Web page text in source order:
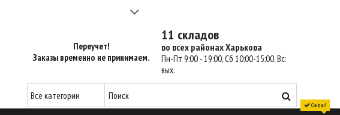
3 часа - SM Харьков
Переучет!
Заказы временно не принимаем.
11 складов
во всех районах Харькова
Пн-Пт 9:00 - 19:00, Сб 10:00-15:00, Вс:
вых.
Скидки!